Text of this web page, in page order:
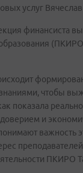
услуг
финансиста
образования
чтобы
показала
и
важность
ПКИРО